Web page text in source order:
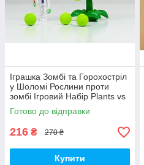
Іграшка Зомбі та Горохостріл
у Шоломі Рослини проти
зомбі Ігровий Набір Plants vs
Zombies (00435)
Готово до відправки
216 ₴ 270 ₴
Купити